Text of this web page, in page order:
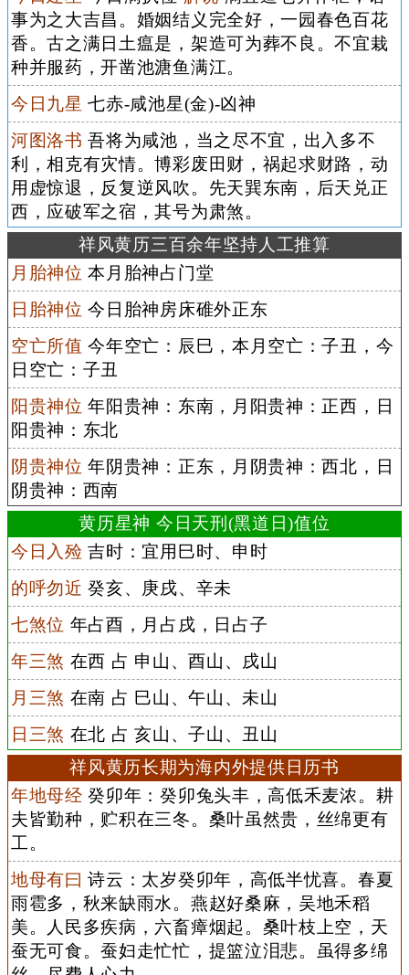
事为之大吉昌。婚姻结义完全好，一园春色百花
香。古之满日土瘟是，架造可为葬不良。不宜栽
种并服药，开凿池溏鱼满江。
今日九星 七赤-咸池星(金)-凶神
河图洛书 吾将为咸池，当之尽不宜，出入多不
利，相克有灾情。博彩废田财，祸起求财路，动
用虚惊退，反复逆风吹。先天巽东南，后天兑正
西，应破军之宿，其号为肃煞。
祥风黄历三百余年坚持人工推算
月胎神位 本月胎神占门堂
日胎神位 今日胎神房床碓外正东
空亡所值 今年空亡：辰巳，本月空亡：子丑，今
日空亡：子丑
阳贵神位 年阳贵神：东南，月阳贵神：正西，日
阳贵神：东北
阴贵神位 年阴贵神：正东，月阴贵神：西北，日
阴贵神：西南
黄历星神 今日天刑(黑道日)值位
今日入殓 吉时：宜用巳时、申时
的呼勿近 癸亥、庚戌、辛未
七煞位 年占酉，月占戌，日占子
年三煞 在西 占 申山、酉山、戌山
月三煞 在南 占 巳山、午山、未山
日三煞 在北 占 亥山、子山、丑山
祥风黄历长期为海内外提供日历书
年地母经 癸卯年：癸卯兔头丰，高低禾麦浓。耕
夫皆勤种，贮积在三冬。桑叶虽然贵，丝绵更有
工。
地母有曰 诗云：太岁癸卯年，高低半忧喜。春夏
雨雹多，秋来缺雨水。燕赵好桑麻，吴地禾稻
美。人民多疾病，六畜瘴烟起。桑叶枝上空，天
蚕无可食。蚕妇走忙忙，提篮泣泪悲。虽得多绵